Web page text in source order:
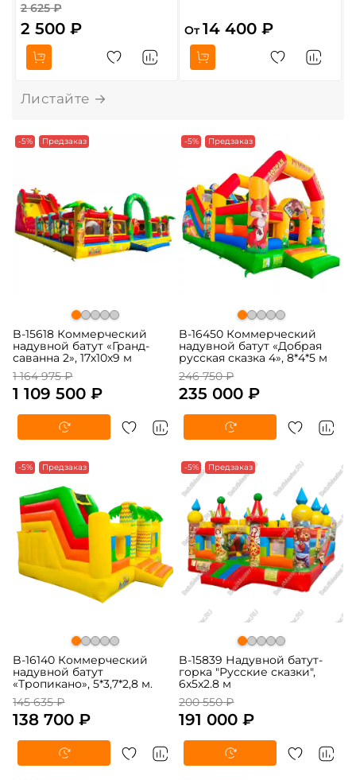
2 625 ₽
2 500 ₽ От 14 400 ₽
-5% Предзаказ
B-15618 Коммерческий
надувной батут «Гранд-
саванна 2», 17х10х9 м
1 164 975 ₽
1 109 500 ₽
-5% Предзаказ
B-16450 Коммерческий
надувной батут «Добрая
русская сказка 4», 8*4*5 м
246 750 ₽
235 000 ₽
-5% Предзаказ
B-16140 Коммерческий
надувной батут
«Тропикано», 5*3,7*2,8 м.
145 635 ₽
138 700 ₽
-5% Предзаказ
B-15839 Надувной батут-
горка "Русские сказки",
6x5x2.8 м
200 550 ₽
191 000 ₽